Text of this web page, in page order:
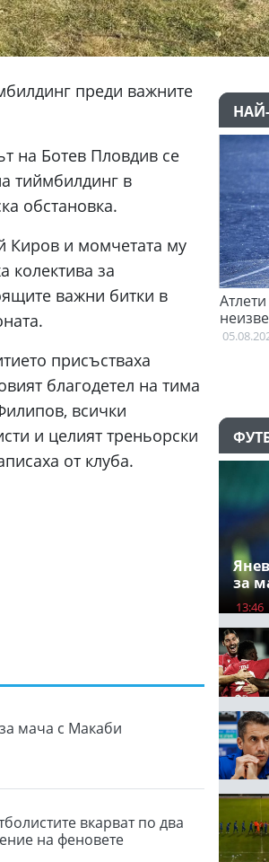
преди важните
на Ботев Пловдив се
тиймбилдинг в
обстановка.
Киров и момчетата му
колектива за
важни битки в
присъстваха
благодетел на тима
всички
и целият треньорски
от клуба.
мача с Макаби
вкарват по два
на феновете
Атлети от Пакистан и Уганда
неизвестност след Игрите на
за
13:46